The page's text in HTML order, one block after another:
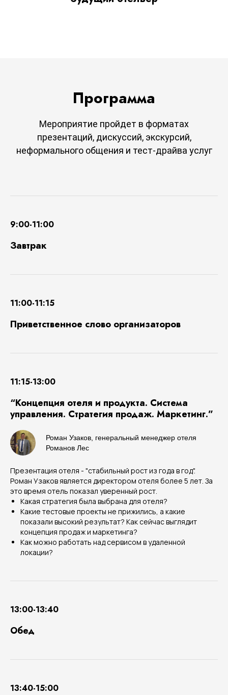
Программа
Мероприятие пройдет в форматах
презентаций, дискуссий, экскурсий,
неформального общения и тест-драйва услуг
9:00-11:00
Завтрак
11:00-11:15
Приветственное слово организаторов
11:15-13:00
“Концепция отеля и продукта. Система
управления. Стратегия продаж. Маркетинг.”
Роман Узаков, генеральный менеджер отеля
Романов Лес
Презентация отеля - "стабильный рост из года в год".
Роман Узаков является директором отеля более 5 лет. За
это время отель показал уверенный рост.
Какая стратегия была выбрана для отеля?
Какие тестовые проекты не прижились, а какие
показали высокий результат? Как сейчас выглядит
концепция продаж и маркетинга?
Как можно работать над сервисом в удаленной
локации?
13:00-13:40
Обед
13:40-15:00